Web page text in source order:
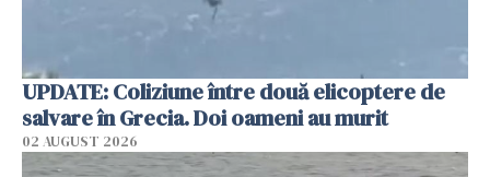
UPDATE: Coliziune între două elicoptere de
salvare în Grecia. Doi oameni au murit
02 AUGUST 2026